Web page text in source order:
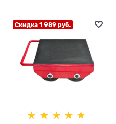
Скидка 1 989 руб.